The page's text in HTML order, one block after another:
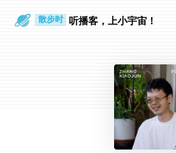
散步时 听播客，上小宇宙！